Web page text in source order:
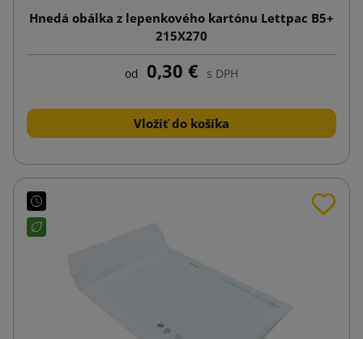
Hnedá obálka z lepenkového kartónu Lettpac B5+
215X270
od 0,30 € s DPH
Vložiť do košíka